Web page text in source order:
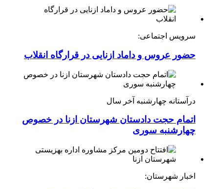
سرویس اجتماعی:
حضور عروس و داماد ازنایی در قرارگاه انقلاب
درآستانه چهارشنبه آخر سال
اتمام حجت دادستان شهرستان ازنا در خصوص
چهارشنبه ‌سوری
اخبار شهرستان: